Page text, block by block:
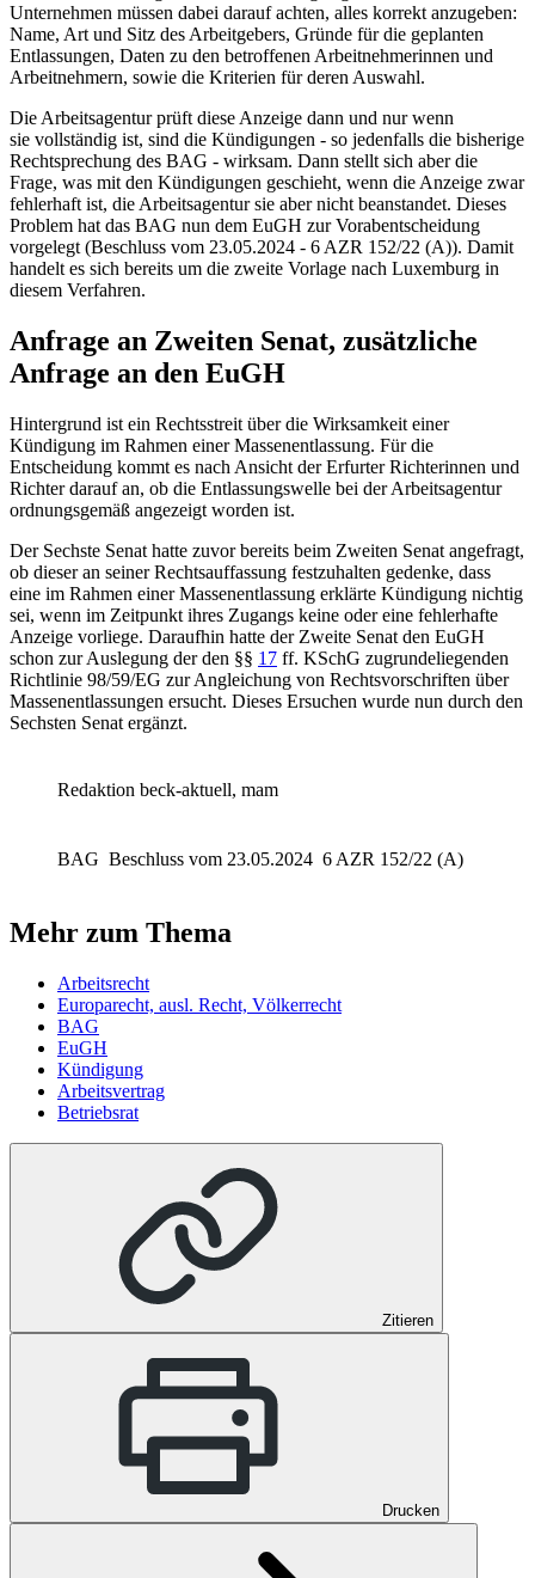
Unternehmen müssen dabei darauf achten, alles korrekt anzugeben:
Name, Art und Sitz des Arbeitgebers, Gründe für die geplanten
Entlassungen, Daten zu den betroffenen Arbeitnehmerinnen und
Arbeitnehmern, sowie die Kriterien für deren Auswahl.
Die Arbeitsagentur prüft diese Anzeige dann und nur wenn
sie vollständig ist, sind die Kündigungen - so jedenfalls die bisherige
Rechtsprechung des BAG - wirksam. Dann stellt sich aber die
Frage, was mit den Kündigungen geschieht, wenn die Anzeige zwar
fehlerhaft ist, die Arbeitsagentur sie aber nicht beanstandet. Dieses
Problem hat das BAG nun dem EuGH zur Vorabentscheidung
vorgelegt (Beschluss vom 23.05.2024 - 6 AZR 152/22 (A)). Damit
handelt es sich bereits um die zweite Vorlage nach Luxemburg in
diesem Verfahren.
Anfrage an Zweiten Senat, zusätzliche
Anfrage an den EuGH
Hintergrund ist ein Rechtsstreit über die Wirksamkeit einer
Kündigung im Rahmen einer Massenentlassung. Für die
Entscheidung kommt es nach Ansicht der Erfurter Richterinnen und
Richter darauf an, ob die Entlassungswelle bei der Arbeitsagentur
ordnungsgemäß angezeigt worden ist.
Der Sechste Senat hatte zuvor bereits beim Zweiten Senat angefragt,
ob dieser an seiner Rechtsauffassung festzuhalten gedenke, dass
eine im Rahmen einer Massenentlassung erklärte Kündigung nichtig
sei, wenn im Zeitpunkt ihres Zugangs keine oder eine fehlerhafte
Anzeige vorliege. Daraufhin hatte der Zweite Senat den EuGH
schon zur Auslegung der den §§ 17 ff. KSchG zugrundeliegenden
Richtlinie 98/59/EG zur Angleichung von Rechtsvorschriften über
Massenentlassungen ersucht. Dieses Ersuchen wurde nun durch den
Sechsten Senat ergänzt.
Redaktion beck-aktuell, mam
BAG Beschluss vom 23.05.2024 6 AZR 152/22 (A)
Mehr zum Thema
Arbeitsrecht
Europarecht, ausl. Recht, Völkerrecht
BAG
EuGH
Kündigung
Arbeitsvertrag
Betriebsrat
Zitieren
Drucken